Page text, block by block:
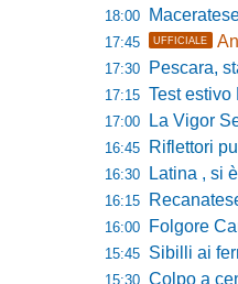
18:00 Maceratese, il ds
17:45 UFFICIALE
17:30 Pescara,
17:15 Test estivo
17:00 La Vigor
16:45 Riflettori puntati
16:30 Latina , si è
16:15 Recanatese, Giandonato
16:00 Folgore
15:45 Sibilli ai ferri
15:30 Colpo a